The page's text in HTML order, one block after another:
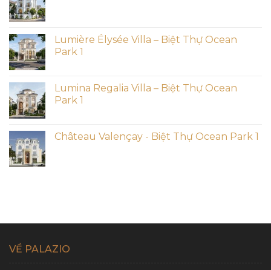
Lumière Élysée Villa – Biệt Thự Ocean
Park 1
Lumina Regalia Villa – Biệt Thự Ocean
Park 1
Château Valençay - Biệt Thự Ocean Park 1
VỀ PALAZIO